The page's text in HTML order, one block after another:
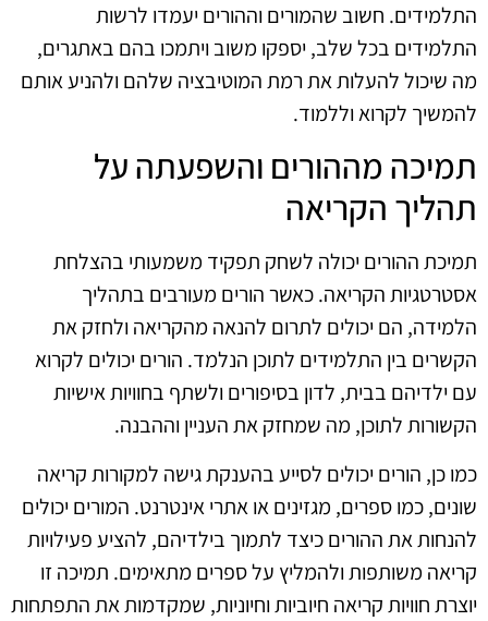
התלמידים. חשוב שהמורים וההורים יעמדו לרשות
התלמידים בכל שלב, יספקו משוב ויתמכו בהם באתגרים,
מה שיכול להעלות את רמת המוטיבציה שלהם ולהניע אותם
להמשיך לקרוא וללמוד.
תמיכה מההורים והשפעתה על
תהליך הקריאה
תמיכת ההורים יכולה לשחק תפקיד משמעותי בהצלחת
אסטרטגיות הקריאה. כאשר הורים מעורבים בתהליך
הלמידה, הם יכולים לתרום להנאה מהקריאה ולחזק את
הקשרים בין התלמידים לתוכן הנלמד. הורים יכולים לקרוא
עם ילדיהם בבית, לדון בסיפורים ולשתף בחוויות אישיות
הקשורות לתוכן, מה שמחזק את העניין וההבנה.
כמו כן, הורים יכולים לסייע בהענקת גישה למקורות קריאה
שונים, כמו ספרים, מגזינים או אתרי אינטרנט. המורים יכולים
להנחות את ההורים כיצד לתמוך בילדיהם, להציע פעילויות
קריאה משותפות ולהמליץ על ספרים מתאימים. תמיכה זו
יוצרת חוויות קריאה חיוביות וחיוניות, שמקדמות את התפתחות